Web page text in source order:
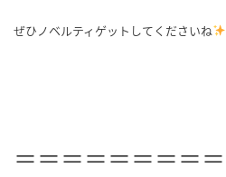
ぜひノベルティゲットしてくださいね
＝＝＝＝＝＝＝＝